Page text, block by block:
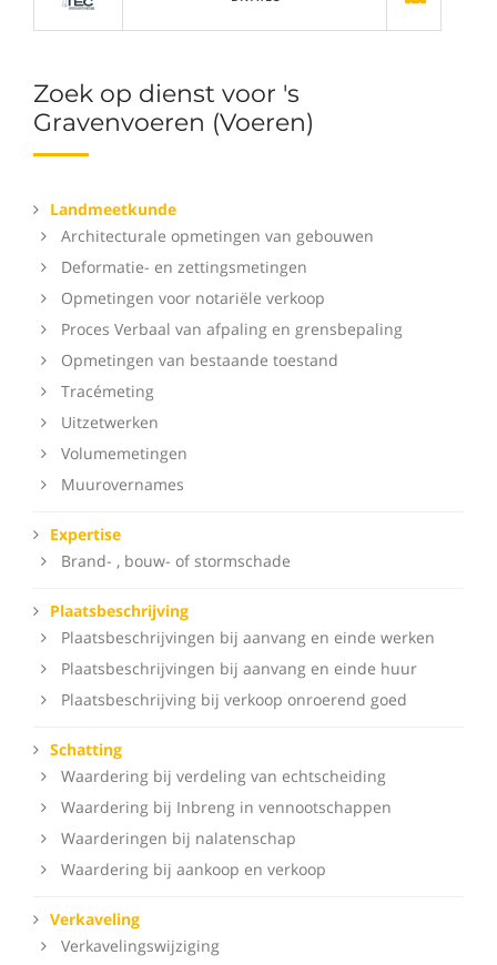
Zoek op dienst voor 's
Gravenvoeren (Voeren)
Landmeetkunde
Architecturale opmetingen van gebouwen
Deformatie- en zettingsmetingen
Opmetingen voor notariële verkoop
Proces Verbaal van afpaling en grensbepaling
Opmetingen van bestaande toestand
Tracémeting
Uitzetwerken
Volumemetingen
Muurovernames
Expertise
Brand- , bouw- of stormschade
Plaatsbeschrijving
Plaatsbeschrijvingen bij aanvang en einde werken
Plaatsbeschrijvingen bij aanvang en einde huur
Plaatsbeschrijving bij verkoop onroerend goed
Schatting
Waardering bij verdeling van echtscheiding
Waardering bij Inbreng in vennootschappen
Waarderingen bij nalatenschap
Waardering bij aankoop en verkoop
Verkaveling
Verkavelingswijziging